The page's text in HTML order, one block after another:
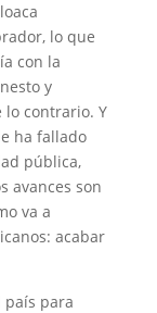
lo que
con la
y
lo contrario. Y
ha fallado
pública,
avances son
va a
acabar
país para